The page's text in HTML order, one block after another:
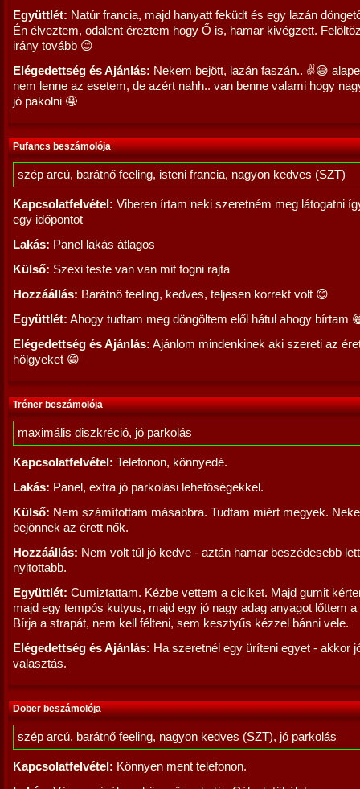
Együttlét: Natúr francia, majd hanyatt feküdt és egy lazán
Én élveztem, odalent éreztem hogy Ő is, hamar kivégzett.
irány tovább 😊
Elégedettség és Ajánlás: Nekem bejött, lazán faszán.. ✌😅
nem lenne az esetem, de azért nahh.. van benne valami hogy
jó pakolni 🤤
Pufancs beszámolója
szép arcú, barátnő feeling, isteni francia, nagyon kedves (SZT)
Kapcsolatfelvétel: Viberen írtam neki szeretném meg látogatni
egy időpontot
Lakás: Panel lakás átlagos
Külső: Szexi teste van van mit fogni rajta
Hozzáállás: Barátnő feeling, kedves, teljesen korrekt volt 😊
Együttlét: Ahogy tudtam meg döngöltem elől hátul ahogy bírtam
Elégedettség és Ajánlás: Ajánlom mindenkinek aki szereti az
hölgyeket 😁
Tréner beszámolója
maximális diszkréció, jó parkolás
Kapcsolatfelvétel: Telefonon, könnyedé.
Lakás: Panel, extra jó parkolási lehetőségekkel.
Külső: Nem számítottam másabbra. Tudtam miért megyek.
bejönnek az érett nők.
Hozzáállás: Nem volt túl jó kedve - aztán hamar beszédesebb
nyitottabb.
Együttlét: Cumiztattam. Kézbe vettem a ciciket. Majd gumit
majd egy tempós kutyus, majd egy jó nagy adag anyagot lőttem a
Bírja a strapát, nem kell félteni, sem kesztyűs kézzel bánni vele.
Elégedettség és Ajánlás: Ha szeretnél egy üríteni egyet - akkor
valasztás.
Dober beszámolója
szép arcú, barátnő feeling, nagyon kedves (SZT), jó parkolás
Kapcsolatfelvétel: Könnyen ment telefonon.